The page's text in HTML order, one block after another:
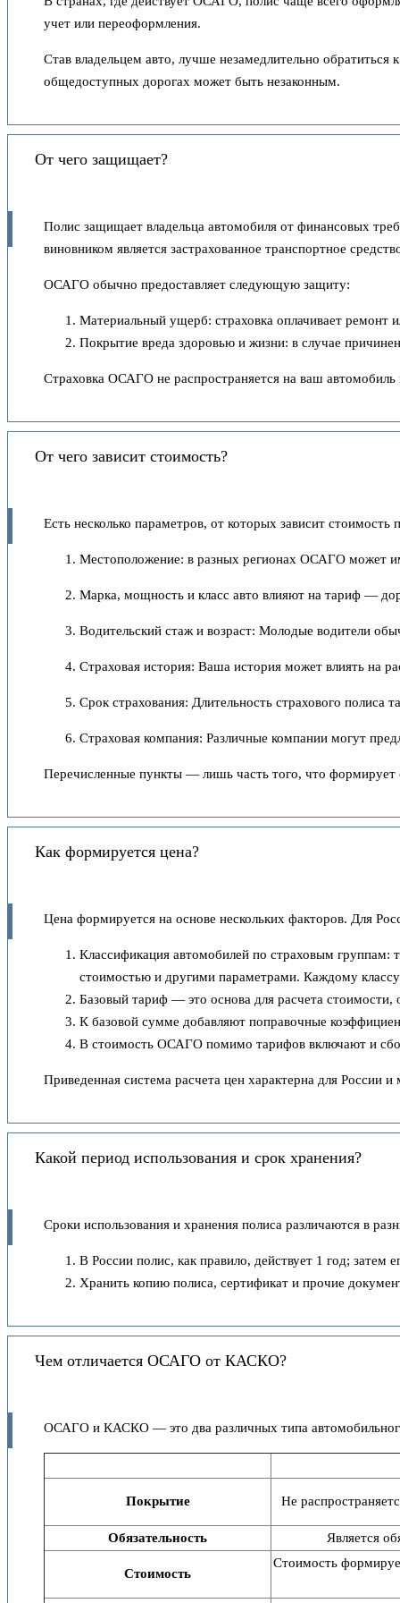
учет или переоформления.
Став владельцем авто, лучше незамедлительно
общедоступных дорогах может быть незаконным.
От чего защищает?
Полис защищает владельца автомобиля от финансовых
виновником является застрахованное транспортное
ОСАГО обычно предоставляет следующую защиту:
Материальный ущерб: страховка оплачивает ремонт
Покрытие вреда здоровью и жизни: в случае
Страховка ОСАГО не распространяется на ваш
От чего зависит стоимость?
Есть несколько параметров, от которых зависит стоимость
Местоположение: в разных регионах ОСАГО может
Марка, мощность и класс авто влияют на тариф —
Водительский стаж и возраст: Молодые водители
Страховая история: Ваша история может влиять на
Срок страхования: Длительность страхового
Страховая компания: Различные компании могут
Перечисленные пункты — лишь часть того, что формирует
Как формируется цена?
Цена формируется на основе нескольких факторов. Для
Классификация автомобилей по страховым группам:
стоимостью и другими параметрами. Каждому
Базовый тариф — это основа для расчета стоимости,
К базовой сумме добавляют поправочные
В стоимость ОСАГО помимо тарифов включают и
Приведенная система расчета цен характерна для России
Какой период использования и срок хранения?
Сроки использования и хранения полиса различаются в
В России полис, как правило, действует 1 год; затем
Хранить копию полиса, сертификат и прочие
Чем отличается ОСАГО от КАСКО?
ОСАГО и КАСКО — это два различных типа
Покрытие Не
Обязательность Является
Стоимость
Стоимость